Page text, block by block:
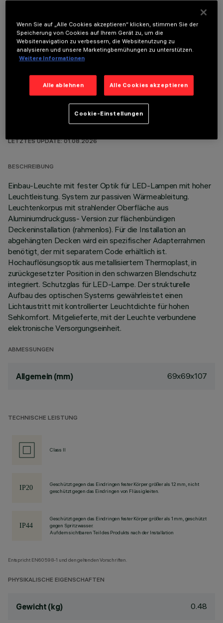
ERFORDERLICHES ZUBEHÖR
Um das Produkt ordnungsgemäß zu installieren und zu betreiben, muss eines der erforderlichen
TECHNISCHE DATEN
LETZTES UPDATE: 01.08.2026
BESCHREIBUNG
Einbau-Leuchte mit fester Optik für LED-Lampen mit hoher
Leuchtleistung. System zur passiven Wärmeableitung.
Leuchtenkorpus mit strahlender Oberfläche aus
Aluminiumdruckguss- Version zur flächenbündigen
Deckeninstallation (rahmenlos). Für die Installation an
abgehängten Decken wird ein spezifischer Adapterrahmen
benötigt, der mit separatem Code erhältlich ist.
Hochauflösungsoptik aus metallisiertem Thermoplast, in
zurückgesetzter Position in den schwarzen Blendschutz
integriert. Schutzglas für LED-Lampe. Der strukturelle
Aufbau des optischen Systems gewährleistet einen
Lichtaustritt mit kontrollierter Leuchtdichte für hohen
Sehkomfort. Mitgelieferte, mit der Leuchte verbundene
elektronische Versorgungseinheit.
ABMESSUNGEN
Allgemein (mm) 69x69x107
TECHNISCHE LEISTUNG
Class II
Geschützt gegen das Eindringen fester Körper größer als 12 mm, nicht
geschützt gegen das Eindringen von Flüssigkeiten.
Geschützt gegen das Eindringen fester Körper größer als 1 mm, geschützt
gegen Spritzwasser.
Auf dem sichtbaren Teil des Produkts nach der Installation
Entspricht EN60598-1 und den geltenden Vorschriften.
PHYSIKALISCHE EIGENSCHAFTEN
Gewicht (kg) 0.48
Wenn Sie auf „Alle Cookies akzeptieren“ klicken, stimmen Sie der
Speicherung von Cookies auf Ihrem Gerät zu, um die
Websitenavigation zu verbessern, die Websitenutzung zu
analysieren und unsere Marketingbemühungen zu unterstützen.
Weitere Informationen
Alle ablehnen Alle Cookies akzeptieren
Cookie-Einstellungen